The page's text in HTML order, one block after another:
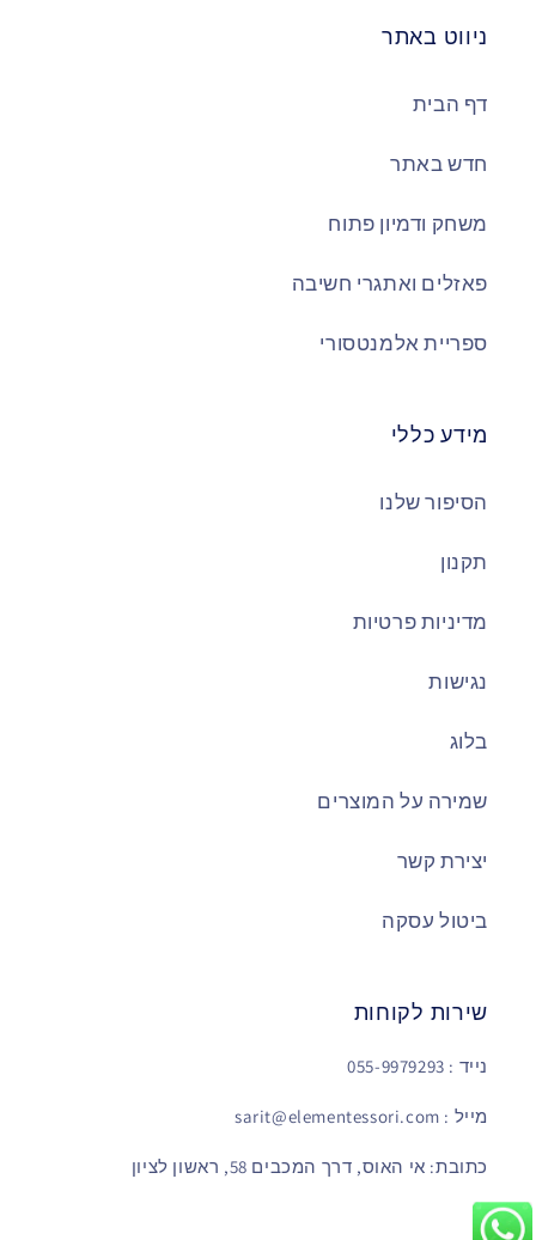
ניווט באתר
דף הבית
חדש באתר
משחק ודמיון פתוח
פאזלים ואתגרי חשיבה
ספריית אלמנטסורי
מידע כללי
הסיפור שלנו
תקנון
מדיניות פרטיות
נגישות
בלוג
שמירה על המוצרים
יצירת קשר
ביטול עסקה
שירות לקוחות
נייד : 055-9979293
מייל : sarit@elementessori.com
כתובת: אי האוס, דרך המכבים 58, ראשון לציון